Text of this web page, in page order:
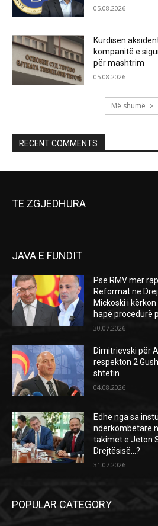
05.08.2026
Kurdisën
kompanitë e
për mashtrim
05.08.2026
Më shumë
RECENT COMMENTS
TE ZGJEDHURA
JAVA E FUNDIT
Pse RMV mer
Reformat në
Mickoski i
hapë procedurë
30.07.2026
Dimitrievski për
respekton 2
shtetin
04.08.2026
Edhe nga sa
ndërkombëtare
takimet e Jeton
Drejtësisë…?
31.07.2026
POPULAR CATEGORY